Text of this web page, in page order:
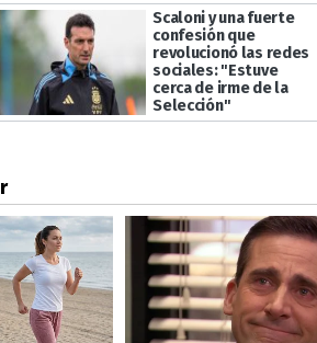
Scaloni y una fuerte
confesión que
revolucionó las redes
sociales: "Estuve
cerca de irme de la
Selección"